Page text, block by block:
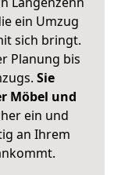
ein Umzug
sich bringt.
Planung bis
Sie
Möbel und
ein und
an Ihrem